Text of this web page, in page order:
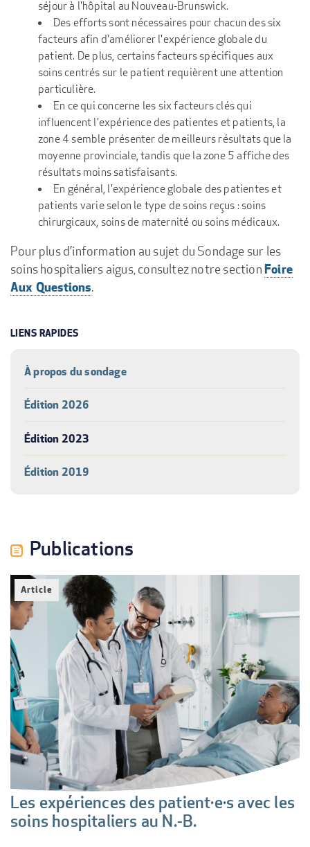
séjour à l'hôpital au Nouveau-Brunswick.
Des efforts sont nécessaires pour chacun des six
facteurs afin d'améliorer l'expérience globale du
patient. De plus, certains facteurs spécifiques aux
soins centrés sur le patient requièrent une attention
particulière.
En ce qui concerne les six facteurs clés qui
influencent l'expérience des patientes et patients, la
zone 4 semble présenter de meilleurs résultats que la
moyenne provinciale, tandis que la zone 5 affiche des
résultats moins satisfaisants.
En général, l'expérience globale des patientes et
patients varie selon le type de soins reçus : soins
chirurgicaux, soins de maternité ou soins médicaux.
Pour plus d’information au sujet du Sondage sur les
soins hospitaliers aigus, consultez notre sectionFoire
Aux Questions.
LIENS RAPIDES
À propos du sondage
Édition 2026
Édition 2023
Édition 2019
Publications
Article
Les expériences des patient·e·s avec les
soins hospitaliers au N.-B.